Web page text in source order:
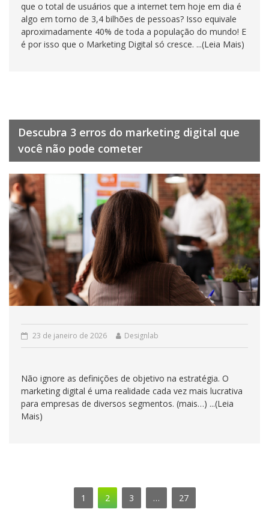
que o total de usuários que a internet tem hoje em dia é
algo em torno de 3,4 bilhões de pessoas? Isso equivale
aproximadamente 40% de toda a população do mundo! E
é por isso que o Marketing Digital só cresce. ...(Leia Mais)
Descubra 3 erros do marketing digital que
você não pode cometer
23 de janeiro de 2026 Designlab
Não ignore as definições de objetivo na estratégia. O
marketing digital é uma realidade cada vez mais lucrativa
para empresas de diversos segmentos. (mais…) ...(Leia
Mais)
1 2 3 … 27